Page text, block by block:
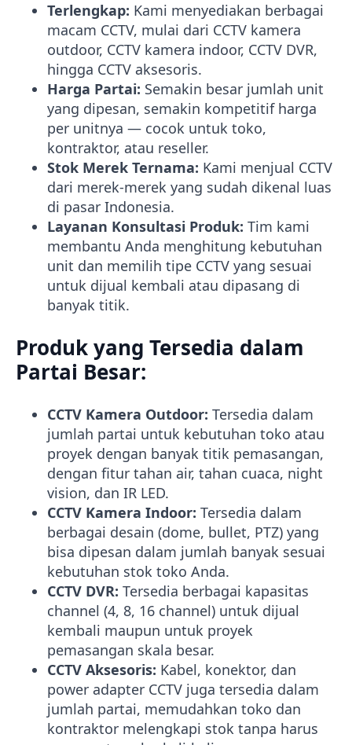
Terlengkap: Kami menyediakan berbagai
macam CCTV, mulai dari CCTV kamera
outdoor, CCTV kamera indoor, CCTV DVR,
hingga CCTV aksesoris.
Harga Partai: Semakin besar jumlah unit
yang dipesan, semakin kompetitif harga
per unitnya — cocok untuk toko,
kontraktor, atau reseller.
Stok Merek Ternama: Kami menjual CCTV
dari merek-merek yang sudah dikenal luas
di pasar Indonesia.
Layanan Konsultasi Produk: Tim kami
membantu Anda menghitung kebutuhan
unit dan memilih tipe CCTV yang sesuai
untuk dijual kembali atau dipasang di
banyak titik.
Produk yang Tersedia dalam
Partai Besar:
CCTV Kamera Outdoor: Tersedia dalam
jumlah partai untuk kebutuhan toko atau
proyek dengan banyak titik pemasangan,
dengan fitur tahan air, tahan cuaca, night
vision, dan IR LED.
CCTV Kamera Indoor: Tersedia dalam
berbagai desain (dome, bullet, PTZ) yang
bisa dipesan dalam jumlah banyak sesuai
kebutuhan stok toko Anda.
CCTV DVR: Tersedia berbagai kapasitas
channel (4, 8, 16 channel) untuk dijual
kembali maupun untuk proyek
pemasangan skala besar.
CCTV Aksesoris: Kabel, konektor, dan
power adapter CCTV juga tersedia dalam
jumlah partai, memudahkan toko dan
kontraktor melengkapi stok tanpa harus